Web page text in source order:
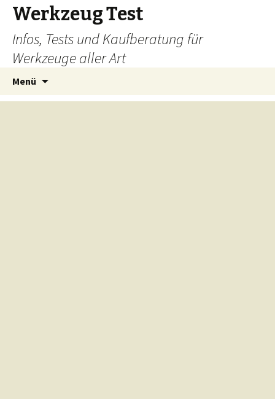
Werkzeug Test
Infos, Tests und Kaufberatung für
Werkzeuge aller Art
Menü
springen